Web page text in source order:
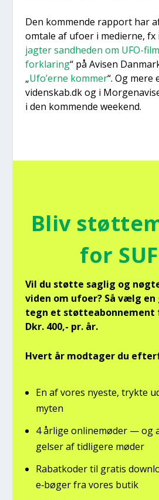
Den kom­men­de rap­port har
omta­le af ufo­er i medi­er­ne, fx
jag­ter sand­he­den om UFO-
for­kla­ring“ på Avi­sen
„Ufo’er­ne kom­mer“. Og mere
videnskab.dk og i
i den kom­men­de wee­kend.
Bliv
for
Vil du støt­te sag­lig og
viden om ufo­er? Så vælg
tegn et støt­tea­bon­ne­ment
Dkr. 400,- pr. år.
Hvert år mod­ta­ger du
En af vores nye­ste, tryk­te
myten
4 årli­ge onli­ne­mø­der — og
gel­ser af tid­li­ge­re møder
Rabat­ko­der til gra­tis
e‑bøger fra vores butik